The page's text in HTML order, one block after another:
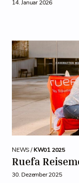
14. Januar 2026
NEWS /KW01 2025
Ruefa
30. Dezember 2025